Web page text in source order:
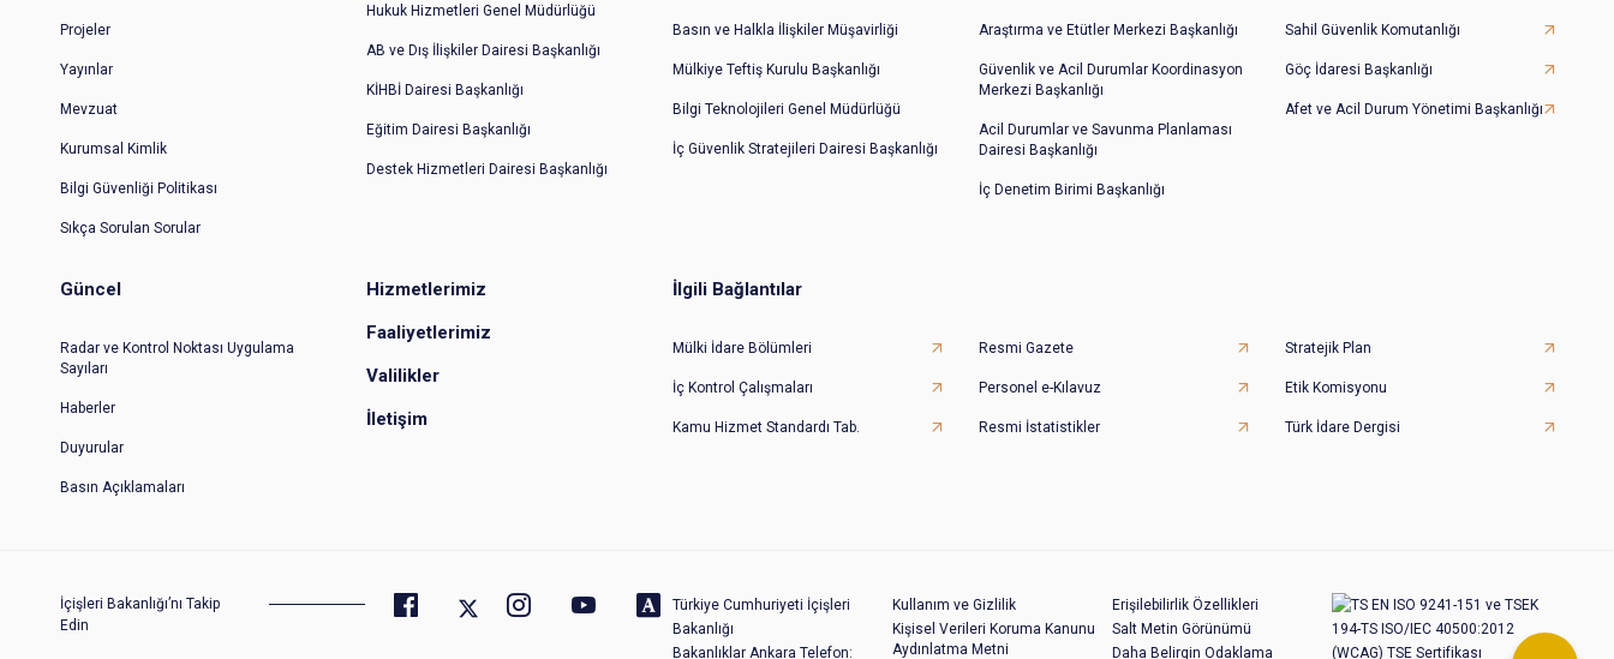
Projeler
Yayınlar
Mevzuat
Kurumsal Kimlik
Bilgi Güvenliği Politikası
Sıkça Sorulan Sorular
Hukuk Hizmetleri Genel Müdürlüğü
AB ve Dış İlişkiler Dairesi Başkanlığı
KİHBİ Dairesi Başkanlığı
Eğitim Dairesi Başkanlığı
Destek Hizmetleri Dairesi Başkanlığı
Basın ve Halkla İlişkiler Müşavirliği
Mülkiye Teftiş Kurulu Başkanlığı
Bilgi Teknolojileri Genel Müdürlüğü
İç Güvenlik Stratejileri Dairesi Başkanlığı
Araştırma ve Etütler Merkezi Başkanlığı
Güvenlik ve Acil Durumlar Koordinasyon
Merkezi Başkanlığı
Acil Durumlar ve Savunma Planlaması
Dairesi Başkanlığı
İç Denetim Birimi Başkanlığı
Sahil Güvenlik Komutanlığı
Göç İdaresi Başkanlığı
Afet ve Acil Durum Yönetimi Başkanlığı
Güncel
Radar ve Kontrol Noktası Uygulama
Sayıları
Haberler
Duyurular
Basın Açıklamaları
Hizmetlerimiz
Faaliyetlerimiz
Valilikler
İletişim
İlgili Bağlantılar
Mülki İdare Bölümleri
İç Kontrol Çalışmaları
Kamu Hizmet Standardı Tab.
Resmi Gazete
Personel e-Kılavuz
Resmi İstatistikler
Stratejik Plan
Etik Komisyonu
Türk İdare Dergisi
İçişleri Bakanlığı’nı Takip
Edin
Türkiye Cumhuriyeti İçişleri
Bakanlığı
Bakanlıklar Ankara Telefon:
Kullanım ve Gizlilik
Kişisel Verileri Koruma Kanunu
Aydınlatma Metni
Erişilebilirlik Özellikleri
Salt Metin Görünümü
Daha Belirgin Odaklama